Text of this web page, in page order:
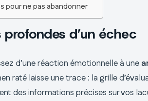
pour ne pas abandonner
d’un échec
d’une réaction émotionnelle à une
raté laisse une trace : la grille
des informations précises sur vos